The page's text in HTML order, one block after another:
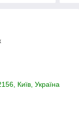
Київ, Україна